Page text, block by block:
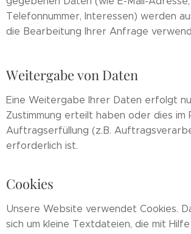
Telefonnummer, Interessen) werden
die Bearbeitung Ihrer Anfrage
Weitergabe von Daten
Eine Weitergabe Ihrer Daten erfolgt
Zustimmung erteilt haben oder dies im
Auftragserfüllung (z.B.
erforderlich ist.
Cookies
Unsere Website verwendet Cookies.
sich um kleine Textdateien, die mit